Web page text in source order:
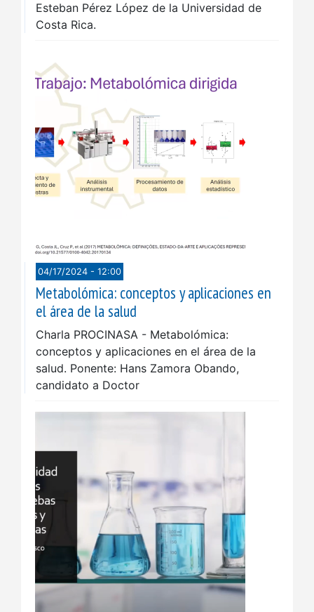
Esteban Pérez López de la Universidad de
Costa Rica.
04/17/2024 - 12:00
Metabolómica: conceptos y aplicaciones en
el área de la salud
Charla PROCINASA - Metabolómica:
conceptos y aplicaciones en el área de la
salud. Ponente: Hans Zamora Obando,
candidato a Doctor